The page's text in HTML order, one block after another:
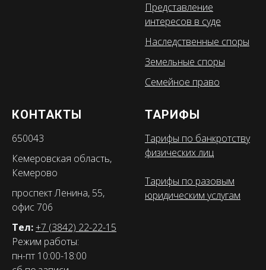
Представление
интересов в суде
Наследственные споры
Земельные споры
Семейное право
КОНТАКТЫ
650043
Кемеровская область,
Кемерово
проспект Ленина, 55,
офис 706
Тел:+7 (3842) 22-22-15
Режим работы:
пн-пт 10:00-18:00
ТАРИФЫ
Тарифы по банкротству
физических лиц
Тарифы по разовым
юридическим услугам